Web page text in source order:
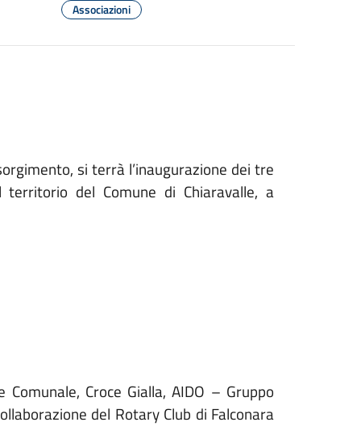
Associazioni
si terrà l’inaugurazione dei tre
del Comune di Chiaravalle, a
Croce Gialla, AIDO – Gruppo
del Rotary Club di Falconara